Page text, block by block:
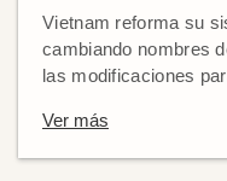
Vietnam reforma su
cambiando nombres
las modificaciones
Ver más